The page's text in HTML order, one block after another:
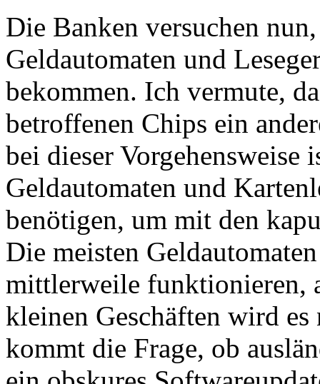
Die Banken versuchen
Geldautomaten und
bekommen. Ich vermute,
betroffenen Chips ein
bei dieser Vorgehensweise
Geldautomaten und
benötigen, um mit den
Die meisten
mittlerweile funktionieren,
kleinen Geschäften wird
kommt die Frage, ob